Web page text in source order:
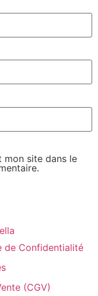
mon site dans le
de Confidentialité
(CGV)